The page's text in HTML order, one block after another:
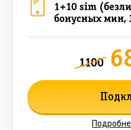
1+10 sim
бонусных мин,
1100